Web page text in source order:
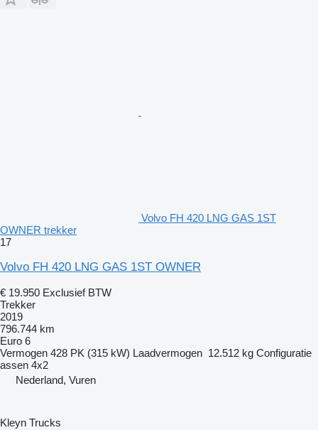
Volvo FH 420 LNG GAS 1ST
OWNER trekker
17
Volvo FH 420 LNG GAS 1ST OWNER
€ 19.950 Exclusief BTW
Trekker
2019
796.744 km
Euro 6
Vermogen 428 PK (315 kW) Laadvermogen 12.512 kg Configuratie
assen 4x2
Nederland, Vuren
Kleyn Trucks